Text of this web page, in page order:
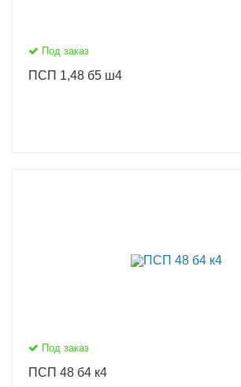
Под заказ
ПСП 1,48 б5 ш4
Под заказ
ПСП 48 б4 к4